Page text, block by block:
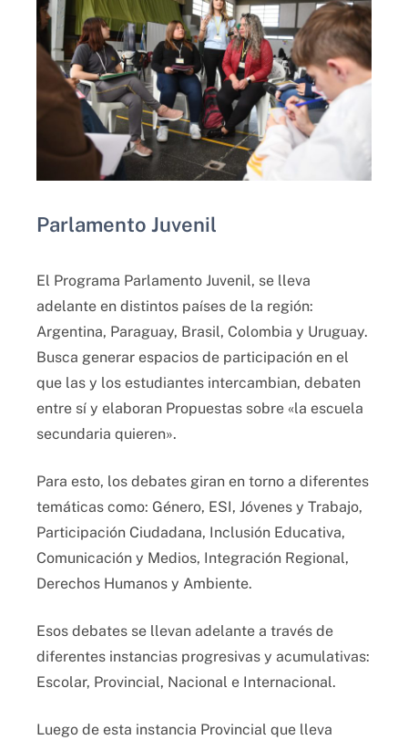
Parlamento Juvenil
El Programa Parlamento Juvenil, se lleva
adelante en distintos países de la región:
Argentina, Paraguay, Brasil, Colombia y Uruguay.
Busca generar espacios de participación en el
que las y los estudiantes intercambian, debaten
entre sí y elaboran Propuestas sobre «la escuela
secundaria quieren».
Para esto, los debates giran en torno a diferentes
temáticas como: Género, ESI, Jóvenes y Trabajo,
Participación Ciudadana, Inclusión Educativa,
Comunicación y Medios, Integración Regional,
Derechos Humanos y Ambiente.
Esos debates se llevan adelante a través de
diferentes instancias progresivas y acumulativas:
Escolar, Provincial, Nacional e Internacional.
Luego de esta instancia Provincial que lleva